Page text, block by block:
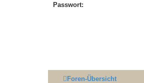
Passwort:
Foren-Übersicht